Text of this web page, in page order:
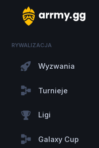
RYWALIZACJA
Wyzwania
Turnieje
Ligi
Galaxy Cup